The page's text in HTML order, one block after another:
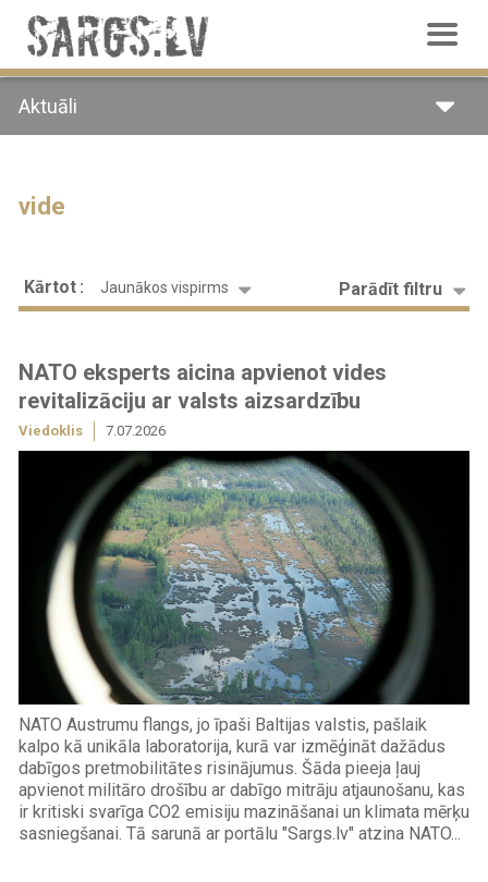
Pārlekt
galveno
saturu
Aktuāli
vide
Parādīt filtru
Kārtot Jaunākos vispirms
NATO eksperts aicina apvienot vides
revitalizāciju ar valsts aizsardzību
Viedoklis 7.07.2026
NATO Austrumu flangs, jo īpaši Baltijas valstis, pašlaik
kalpo kā unikāla laboratorija, kurā var izmēģināt dažādus
dabīgos pretmobilitātes risinājumus. Šāda pieeja ļauj
apvienot militāro drošību ar dabīgo mitrāju atjaunošanu, kas
ir kritiski svarīga CO2 emisiju mazināšanai un klimata mērķu
sasniegšanai. Tā sarunā ar portālu "Sargs.lv" atzina NATO...